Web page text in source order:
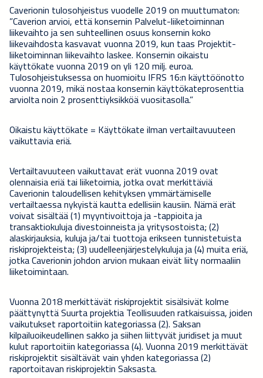
Caverionin tulosohjeistus vuodelle 2019 on muuttumaton:
”Caverion arvioi, että konsernin Palvelut-liiketoiminnan
liikevaihto ja sen suhteellinen osuus konsernin koko
liikevaihdosta kasvavat vuonna 2019, kun taas Projektit-
liiketoiminnan liikevaihto laskee. Konsernin oikaistu
käyttökate vuonna 2019 on yli 120 milj. euroa.
Tulosohjeistuksessa on huomioitu IFRS 16:n käyttöönotto
vuonna 2019, mikä nostaa konsernin käyttökateprosenttia
arviolta noin 2 prosenttiyksikköä vuositasolla.”
Oikaistu käyttökate = Käyttökate ilman vertailtavuuteen
vaikuttavia eriä.
Vertailtavuuteen vaikuttavat erät vuonna 2019 ovat
olennaisia eriä tai liiketoimia, jotka ovat merkittäviä
Caverionin taloudellisen kehityksen ymmärtämiselle
vertailtaessa nykyistä kautta edellisiin kausiin. Nämä erät
voivat sisältää (1) myyntivoittoja ja -tappioita ja
transaktiokuluja divestoinneista ja yritysostoista; (2)
alaskirjauksia, kuluja ja/tai tuottoja erikseen tunnistetuista
riskiprojekteista; (3) uudelleenjärjestelykuluja ja (4) muita eriä,
jotka Caverionin johdon arvion mukaan eivät liity normaaliin
liiketoimintaan.
Vuonna 2018 merkittävät riskiprojektit sisälsivät kolme
päättynyttä Suurta projektia Teollisuuden ratkaisuissa, joiden
vaikutukset raportoitiin kategoriassa (2). Saksan
kilpailuoikeudellinen sakko ja siihen liittyvät juridiset ja muut
kulut raportoitiin kategoriassa (4). Vuonna 2019 merkittävät
riskiprojektit sisältävät vain yhden kategoriassa (2)
raportoitavan riskiprojektin Saksasta.